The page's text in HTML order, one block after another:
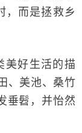
，而是拯救乡
好生活的描
、美池、桑竹
垂髫，并怡然